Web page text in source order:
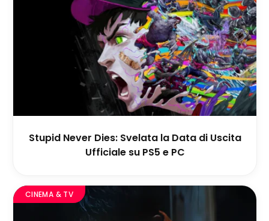
Stupid Never Dies: Svelata la Data di Uscita
Ufficiale su PS5 e PC
CINEMA & TV